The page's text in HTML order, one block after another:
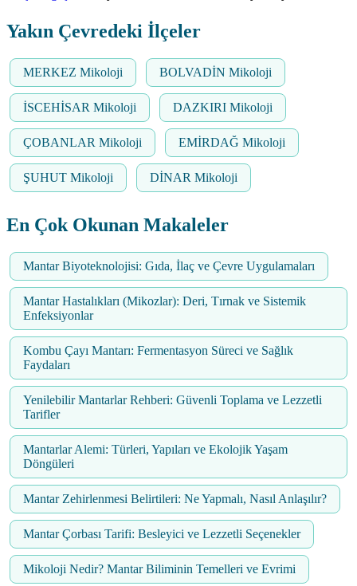
Yakın Çevredeki İlçeler
MERKEZ Mikoloji BOLVADİN Mikoloji
İSCEHİSAR Mikoloji DAZKIRI Mikoloji
ÇOBANLAR Mikoloji EMİRDAĞ Mikoloji
ŞUHUT Mikoloji DİNAR Mikoloji
En Çok Okunan Makaleler
Mantar Biyoteknolojisi: Gıda, İlaç ve Çevre Uygulamaları
Mantar Hastalıkları (Mikozlar): Deri, Tırnak ve Sistemik
Enfeksiyonlar
Kombu Çayı Mantarı: Fermentasyon Süreci ve Sağlık
Faydaları
Yenilebilir Mantarlar Rehberi: Güvenli Toplama ve Lezzetli
Tarifler
Mantarlar Alemi: Türleri, Yapıları ve Ekolojik Yaşam
Döngüleri
Mantar Zehirlenmesi Belirtileri: Ne Yapmalı, Nasıl Anlaşılır?
Mantar Çorbası Tarifi: Besleyici ve Lezzetli Seçenekler
Mikoloji Nedir? Mantar Biliminin Temelleri ve Evrimi